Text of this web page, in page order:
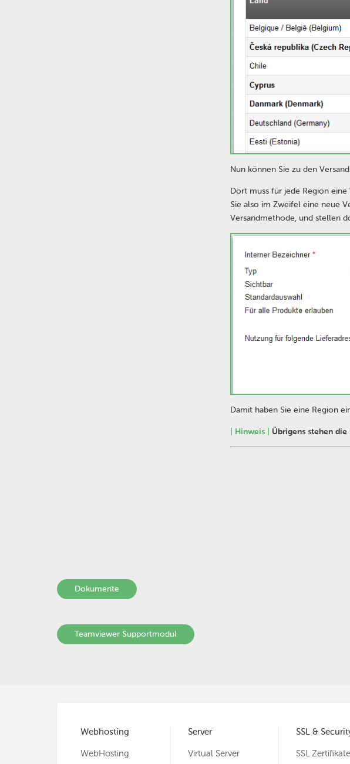
Nun können Sie zu den
Dort muss für jede Region
Sie also im Zweifel eine neue
Versandmethode, und stellen
Damit haben Sie eine Region
| Hinweis | Übrigens stehen
Dokumente
Teamviewer Supportmodul
Webhosting
WebHosting
Server
Virtual Server
SSL &
SSL Zertifikate